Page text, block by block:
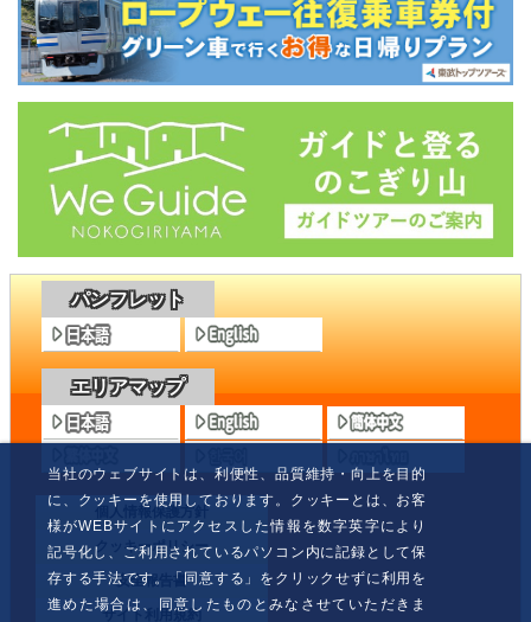
パンフレット
エリアマップ
個人情報保護方針
クッキーポリシー
安全報告書
サイト利用規約
当社のウェブサイトは、利便性、品質維持・向上を目的
に、クッキーを使用しております。クッキーとは、お客
様がWEBサイトにアクセスした情報を数字英字により
記号化し、ご利用されているパソコン内に記録として保
存する手法です。「同意する」をクリックせずに利用を
進めた場合は、同意したものとみなさせていただきま